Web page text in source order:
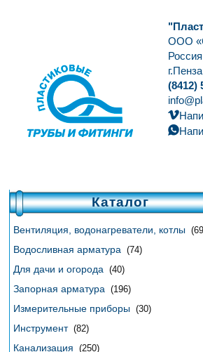
ООО
(8412)
Каталог
Вентиляция, водонагреватели, котлы
Водосливная арматура (74)
Для дачи и огорода (40)
Запорная арматура (196)
Измерительные приборы (30)
Инструмент (82)
Канализация (250)